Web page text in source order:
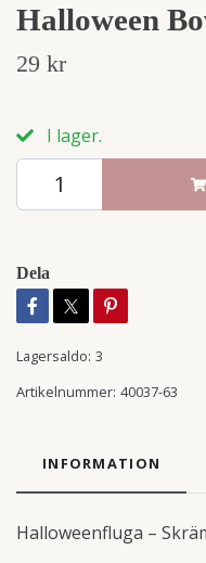
Halloween
29 kr
I lager.
Dela
Lagersaldo: 3
Artikelnummer: 40037-63
INFORMATION
Halloweenfluga –